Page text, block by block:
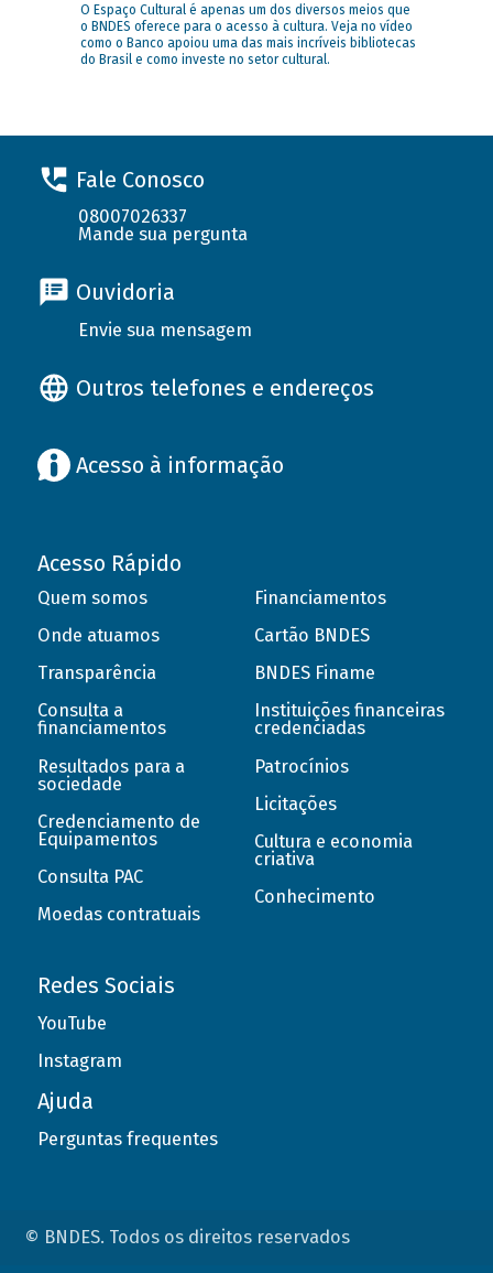
O Espaço Cultural é apenas um dos diversos meios que
o BNDES oferece para o acesso à cultura. Veja no vídeo
como o Banco apoiou uma das mais incríveis bibliotecas
do Brasil e como investe no setor cultural.
Fale Conosco
08007026337
Mande sua pergunta
Ouvidoria
Envie sua mensagem
Outros telefones e endereços
Acesso à informação
Acesso Rápido
Quem somos
Onde atuamos
Transparência
Consulta a
financiamentos
Resultados para a
sociedade
Credenciamento de
Equipamentos
Consulta PAC
Moedas contratuais
Financiamentos
Cartão BNDES
BNDES Finame
Instituições financeiras
credenciadas
Patrocínios
Licitações
Cultura e economia
criativa
Conhecimento
Redes Sociais
YouTube
Instagram
Ajuda
Perguntas frequentes
© BNDES. Todos os direitos reservados